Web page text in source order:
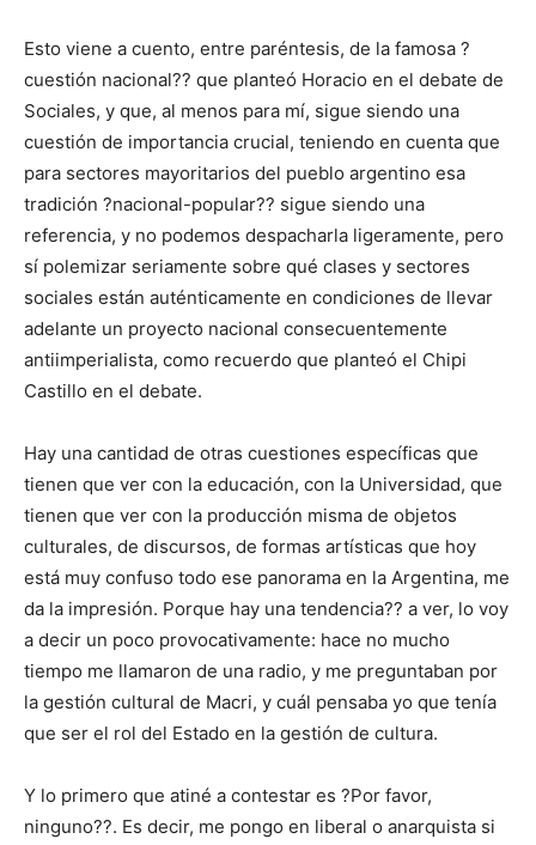
Esto viene a cuento, entre paréntesis, de la famosa ?
cuestión nacional?? que planteó Horacio en el debate de
Sociales, y que, al menos para mí, sigue siendo una
cuestión de importancia crucial, teniendo en cuenta que
para sectores mayoritarios del pueblo argentino esa
tradición ?nacional-popular?? sigue siendo una
referencia, y no podemos despacharla ligeramente, pero
sí polemizar seriamente sobre qué clases y sectores
sociales están auténticamente en condiciones de llevar
adelante un proyecto nacional consecuentemente
antiimperialista, como recuerdo que planteó el Chipi
Castillo en el debate.
Hay una cantidad de otras cuestiones específicas que
tienen que ver con la educación, con la Universidad, que
tienen que ver con la producción misma de objetos
culturales, de discursos, de formas artísticas que hoy
está muy confuso todo ese panorama en la Argentina, me
da la impresión. Porque hay una tendencia?? a ver, lo voy
a decir un poco provocativamente: hace no mucho
tiempo me llamaron de una radio, y me preguntaban por
la gestión cultural de Macri, y cuál pensaba yo que tenía
que ser el rol del Estado en la gestión de cultura.
Y lo primero que atiné a contestar es ?Por favor,
ninguno??. Es decir, me pongo en liberal o anarquista si